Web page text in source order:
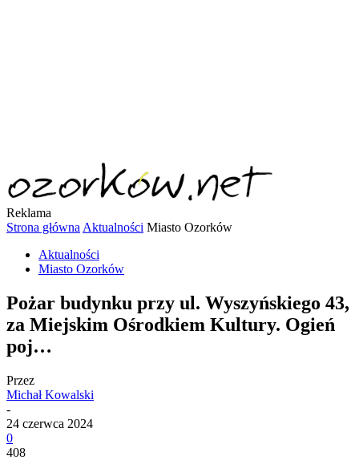
Reklama
Strona główna Aktualności Miasto Ozorków
Aktualności
Miasto Ozorków
Pożar budynku przy ul. Wyszyńskiego 43,
za Miejskim Ośrodkiem Kultury. Ogień
poj…
Przez
Michał Kowalski
-
24 czerwca 2024
0
408